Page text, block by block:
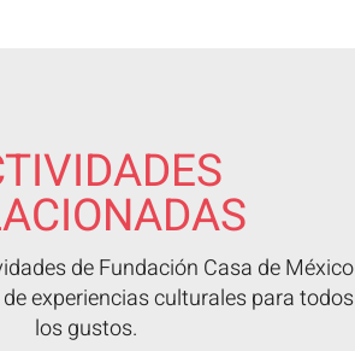
de Fundación Casa de México
experiencias culturales para todos
los gustos.